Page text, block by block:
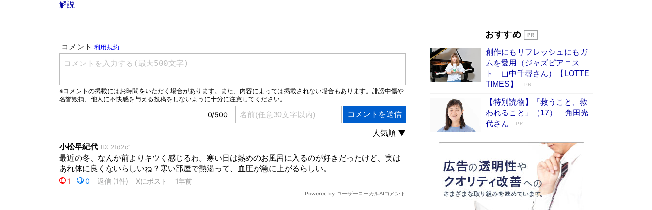
解説
皇陛下はお元気でおられるか」がサウジ国王の第
東野圭吾、伊坂幸太郎の人気シリーズ最新作どち
らも文庫化 映画化された直木賞受賞作もランク
イン［文庫ベストセラー］
Book Bang
おすすめ
創作にもリフレッシュにもガ
ムを愛用（ジャズピアニス
ト 山中千尋さん）【LOTTE
TIMES】
PR
【特別読物】「救うこと、救
われること」（17） 角田光
代さん
PR